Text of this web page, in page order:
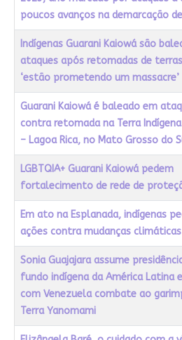
poucos avanços na demarcação
Indígenas Guarani Kaiowá são
ataques após retomadas de terras
‘estão prometendo um massacre’
Guarani Kaiowá é baleado em
contra retomada na Terra
– Lagoa Rica, no Mato Grosso do
LGBTQIA+ Guarani Kaiowá pedem
fortalecimento de rede de
Em ato na Esplanada, indígenas
ações contra mudanças climáticas
Sonia Guajajara assume
fundo indígena da América Latina
com Venezuela combate ao
Terra Yanomami